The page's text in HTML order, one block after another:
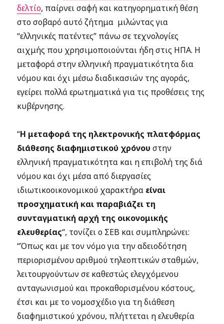
δελτίο, παίρνει σαφή και κατηγορηματική θέση
στο σοβαρό αυτό ζήτημα μιλώντας για
“ελληνικές πατέντες” πάνω σε τεχνολογίες
αιχμής που χρησιμοποιούνται ήδη στις ΗΠΑ. Η
μεταφορά στην ελληνική πραγματικότητα δια
νόμου και όχι μέσω διαδικασιών της αγοράς,
εγείρει πολλά ερωτηματικά για τις προθέσεις της
κυβέρνησης.
“Η μεταφορά της ηλεκτρονικής πλατφόρμας
διάθεσης διαφημιστικού χρόνου στην
ελληνική πραγματικότητα και η επιβολή της διά
νόμου και όχι μέσα από διεργασίες
ιδιωτικοοικονομικού χαρακτήρα είναι
προσχηματική και παραβιάζει τη
συνταγματική αρχή της οικονομικής
ελευθερίας“, τονίζει ο ΣΕΒ και συμπληρώνει:
“Όπως και με τον νόμο για την αδειοδότηση
περιορισμένου αριθμού τηλεοπτικών σταθμών,
λειτουργούντων σε καθεστώς ελεγχόμενου
ανταγωνισμού και προκαθορισμένου κόστους,
έτσι και με το νομοσχέδιο για τη διάθεση
διαφημιστικού χρόνου, πλήττεται η ελευθερία